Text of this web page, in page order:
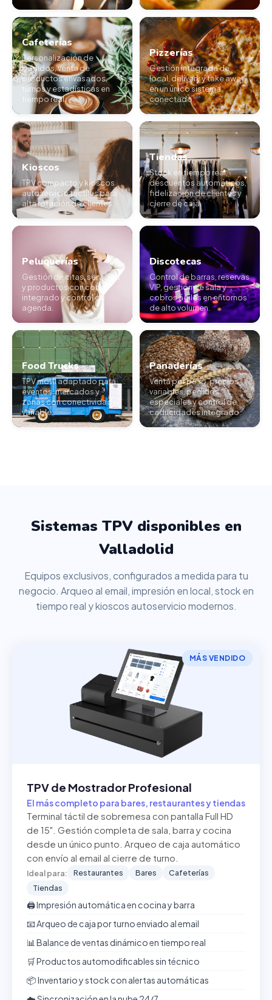
Cafeterías
Personalización de
pedidos, venta de
productos envasados,
turnos y estadísticas en
tiempo real.
Pizzerías
Gestión integrada de
local, delivery y take away
en un único sistema
conectado.
Kioscos
TPV compacto y kioscos
autoservicio táctiles para
alta rotación de clientes.
Tiendas
Stock en tiempo real,
descuentos automáticos,
fidelización de clientes y
cierre de caja.
Peluquerías
Gestión de citas, servicios
y productos con cobro
integrado y control de
agenda.
Discotecas
Control de barras, reservas
VIP, gestión de sala y
cobros ágiles en entornos
de alto volumen.
Food Trucks
TPV móvil adaptado para
eventos, mercados y
zonas con conectividad
variable.
Panaderías
Venta por peso, precios
variables, pedidos
especiales y control de
caducidades integrado.
Sistemas TPV disponibles en
Valladolid
Equipos exclusivos, configurados a medida para tu
negocio. Arqueo al email, impresión en local, stock en
tiempo real y kioscos autoservicio modernos.
MÁS VENDIDO
TPV de Mostrador Profesional
El más completo para bares, restaurantes y tiendas
Terminal táctil de sobremesa con pantalla Full HD
de 15". Gestión completa de sala, barra y cocina
desde un único punto. Arqueo de caja automático
con envío al email al cierre de turno.
Ideal para: Restaurantes Bares
Cafeterías
Tiendas
🖨️ Impresión automática en cocina y barra
📧 Arqueo de caja por turno enviado al email
📊 Balance de ventas dinámico en tiempo real
🛒 Productos automodificables sin técnico
📦 Inventario y stock con alertas automáticas